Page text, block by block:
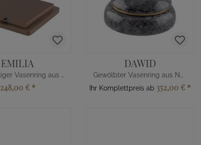
EMILIA
Rechteckiger Vasenring aus Metall
248,00 € *
DAWID
Gewölbter Vasenring aus Naturstein
Ihr Komplettpreis ab 352,00 € *